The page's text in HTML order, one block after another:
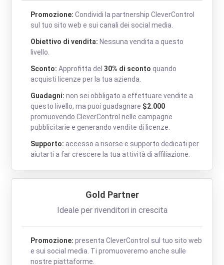
Promozione: Condividi la partnership CleverControl
sul tuo sito web e sui canali dei social media.
Obiettivo di vendita: Nessuna vendita a questo
livello.
Sconto: Approfitta del30% di sconto quando
acquisti licenze per la tua azienda.
Guadagni: non sei obbligato a effettuare vendite a
questo livello, ma puoi guadagnare $2.000
promuovendo CleverControl nelle campagne
pubblicitarie e generando vendite di licenze.
Supporto: accesso a risorse e supporto dedicati per
aiutarti a far crescere la tua attività di affiliazione.
Gold Partner
Ideale per rivenditori in crescita
Promozione: presenta CleverControl sul tuo sito web
e sui social media. Ti promuoveremo anche sulle
nostre piattaforme.